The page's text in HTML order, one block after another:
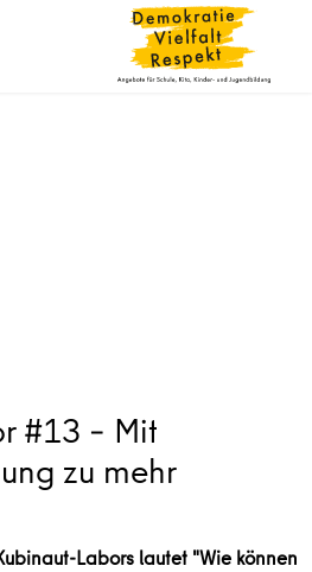
#13 – Mit
zu mehr
Labors lautet "Wie können